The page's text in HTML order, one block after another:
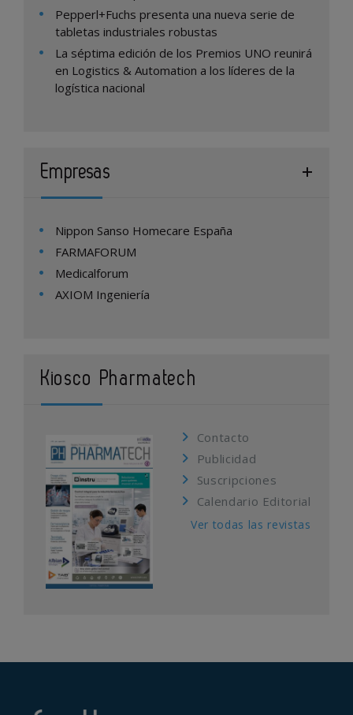
Pepperl+Fuchs presenta una nueva serie de
tabletas industriales robustas
La séptima edición de los Premios UNO reunirá
en Logistics & Automation a los líderes de la
logística nacional
Empresas
Nippon Sanso Homecare España
FARMAFORUM
Medicalforum
AXIOM Ingeniería
Kiosco Pharmatech
Contacto
Publicidad
Suscripciones
Calendario Editorial
Ver todas las revistas